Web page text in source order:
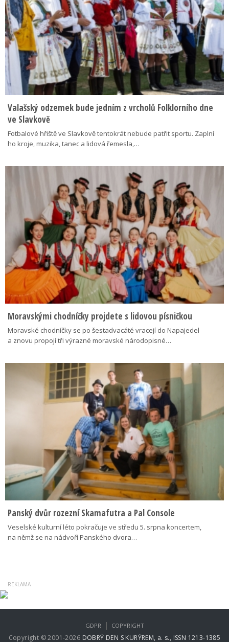
Valašský odzemek bude jedním z vrcholů Folklorního dne
ve Slavkově
Fotbalové hřiště ve Slavkově tentokrát nebude patřit sportu. Zaplní
ho kroje, muzika, tanec a lidová řemesla,…
Moravskými chodníčky projdete s lidovou písničkou
Moravské chodníčky se po šestadvacáté vracejí do Napajedel
a znovu propojí tři výrazné moravské národopisné…
Panský dvůr rozezní Skamafutra a Pal Console
Veselské kulturní léto pokračuje ve středu 5. srpna koncertem,
na němž se na nádvoří Panského dvora…
Copyright © 2001-2026 DOBRÝ DEN S KURÝREM, a. s., ISSN 1213-1385
GDPR | COPYRIGHT